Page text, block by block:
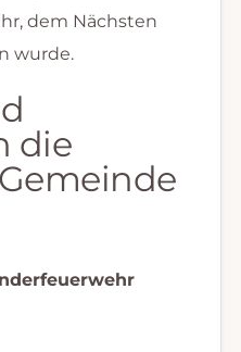
dem Nächsten
wurde.
die